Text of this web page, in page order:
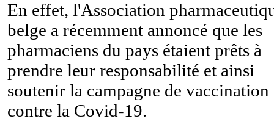
En effet, l'Association
belge a récemment annoncé que les
pharmaciens du pays étaient prêts à
prendre leur responsabilité et ainsi
soutenir la campagne de vaccination
contre la Covid-19.